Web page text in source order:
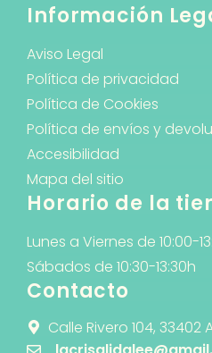
Información
Aviso Legal
Política de privacidad
Política de Cookies
Política de envíos y
Accesibilidad
Mapa del sitio
Horario de la
Lunes a Viernes de 10:00-
Sábados de 10:30-13:30h
Contacto
Calle Rivero 104, 33402